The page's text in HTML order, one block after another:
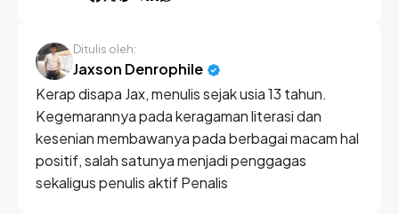
Ditulis oleh:
Jaxson Denrophile
Kerap disapa Jax, menulis sejak usia 13 tahun.
Kegemarannya pada keragaman literasi dan
kesenian membawanya pada berbagai macam hal
positif, salah satunya menjadi penggagas
sekaligus penulis aktif Penalis